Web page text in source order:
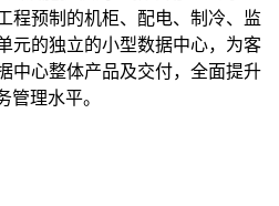
程预制的机柜、配电、制冷、监
元的独立的小型数据中心，为客
中心整体产品及交付，全面提升
管理水平。